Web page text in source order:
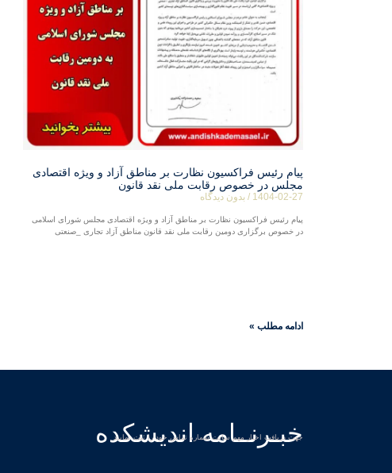
پیام رئیس فراکسیون نظارت بر مناطق آزاد و ویژه اقتصادی
مجلس در خصوص رقابت ملی نقد قانون
1404-02-27 بدون دیدگاه
پیام رئیس فراکسیون نظارت بر مناطق آزاد و ویژه اقتصادی مجلس شورای اسلامی
در خصوص برگزاری دومین رقابت ملی نقد قانون مناطق آزاد تجاری _صنعتی
ادامه مطلب »
خبـرنــامه اندیشکده
جهت دریافت اخبار مهم سایت شماره تماس خود را ثبت نمایید